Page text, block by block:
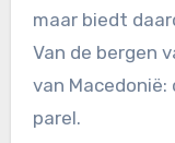
maar biedt
Van de bergen
van Macedonië:
parel.